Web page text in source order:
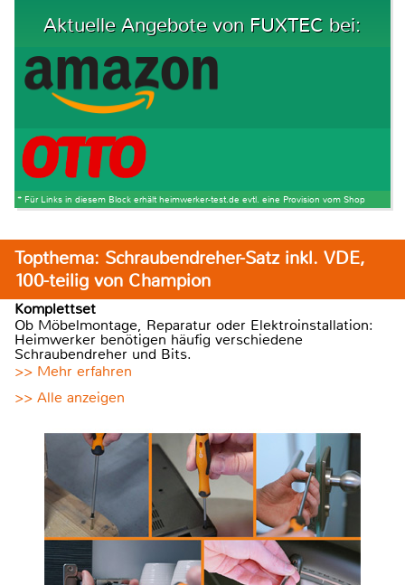
Aktuelle Angebote von FUXTEC bei:
* Für Links in diesem Block erhält heimwerker-test.de evtl. eine Provision vom Shop
Topthema: Schraubendreher-Satz inkl. VDE,
100-teilig von Champion
Komplettset
Ob Möbelmontage, Reparatur oder Elektroinstallation:
Heimwerker benötigen häufig verschiedene
Schraubendreher und Bits.
>> Mehr erfahren
>> Alle anzeigen